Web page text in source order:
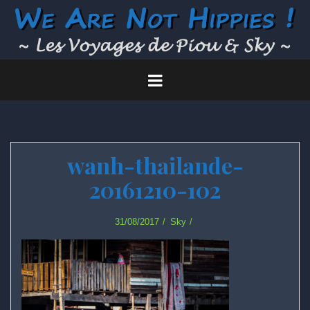
Skip
wanh-thailande-
20161210-102
31/08/2017 Sky